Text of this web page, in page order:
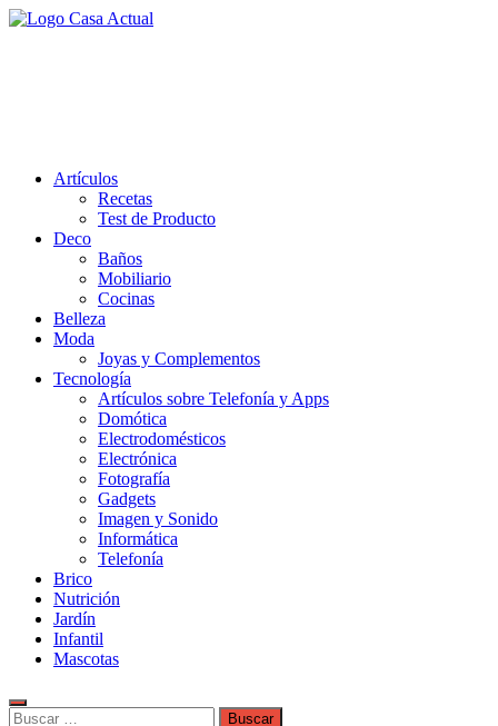
Saltar
Artículos
Recetas
Test de Producto
Deco
Baños
Mobiliario
Cocinas
Belleza
Moda
Joyas y Complementos
Tecnología
Artículos sobre Telefonía y Apps
Domótica
Electrodomésticos
Electrónica
Fotografía
Gadgets
Imagen y Sonido
Informática
Telefonía
Brico
Nutrición
Jardín
Infantil
Mascotas
Buscar: